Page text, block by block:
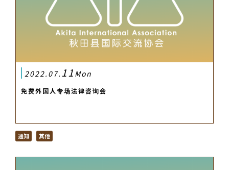
2022.07. 11 Mon
免费外国人专场法律咨询会
通知 其他